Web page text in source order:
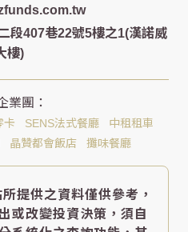
段407巷22號5樓之1(漢諾威
樓)
卡 SENS法式餐廳
中租租車
晶贊都會飯店 攤味餐廳
提供之資料僅供參考，
或改變投資決策，須自